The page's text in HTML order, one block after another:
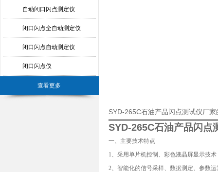
自动闭口闪点测定仪
闭口闪点全自动测定仪
闭口闪点自动测定仪
闭口闪点仪
查看更多
SYD-265C石油产品闪点测试仪厂
SYD-265C石油产品闪点
一、主要技术特点
1、采用单片机控制、彩色液晶屏显示技
2、智能化的信号采样、数据测定、参数